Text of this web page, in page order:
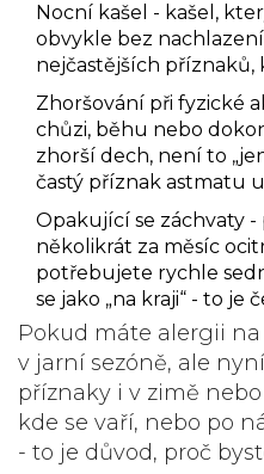
Nocní kašel - kašel,
obvykle bez
nejčastějších příznaků,
Zhoršování při fyzické
chůzi, běhu nebo
zhorší dech, není to
častý příznak astmatu
Opakující se záchvaty -
několikrát za měsíc
potřebujete rychle
se jako „na kraji“ - to je
Pokud máte alergii
v jarní sezóně, ale
příznaky i v zimě
kde se vaří, nebo po
- to je důvod, proč